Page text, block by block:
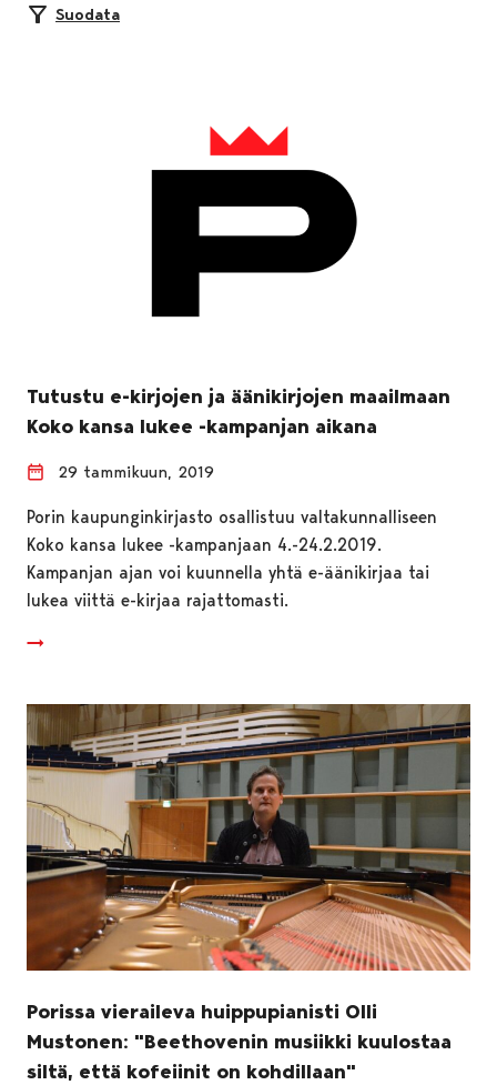
Suodata
Tutustu e-kirjojen ja äänikirjojen maailmaan
Koko kansa lukee -kampanjan aikana
29 tammikuun, 2019
Porin kaupunginkirjasto osallistuu valtakunnalliseen
Koko kansa lukee -kampanjaan 4.-24.2.2019.
Kampanjan ajan voi kuunnella yhtä e-äänikirjaa tai
lukea viittä e-kirjaa rajattomasti.
Porissa vieraileva huippupianisti Olli
Mustonen: "Beethovenin musiikki kuulostaa
siltä, että kofeiinit on kohdillaan"